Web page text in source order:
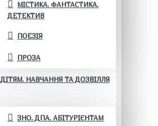
МІСТИКА. ФАНТАСТИКА.
ДЕТЕКТИВ
ПОЕЗІЯ
ПРОЗА
ДІТЯМ. НАВЧАННЯ ТА ДОЗВІЛЛЯ
ЗНО. ДПА. АБІТУРІЄНТАМ